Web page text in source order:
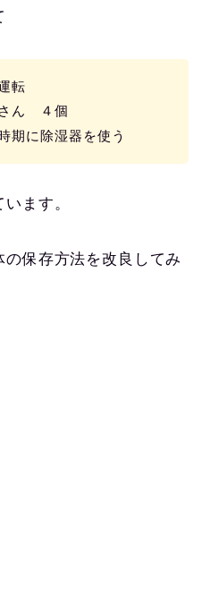
転
ん ４個
期に除湿器を使う
ます。
保存方法を改良してみ